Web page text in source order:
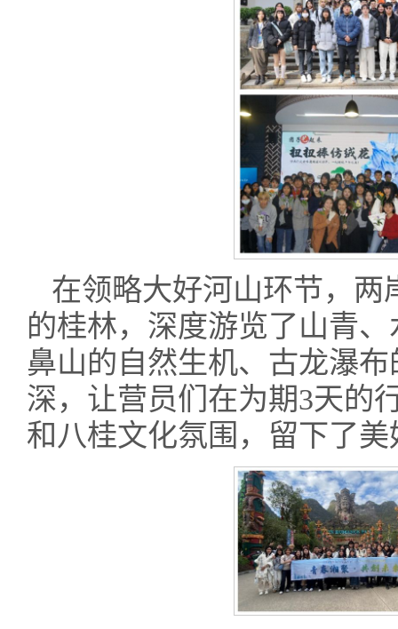
在领略大好河山环节，两
的桂林，深度游览了山青
鼻山的自然生机、古龙瀑
深，让营员们在为期3天的
和八桂文化氛围，留下了